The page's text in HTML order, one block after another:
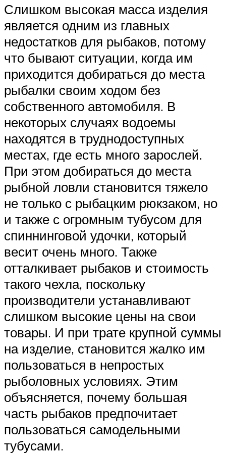
Слишком высокая масса изделия
является одним из главных
недостатков для рыбаков, потому
что бывают ситуации, когда им
приходится добираться до места
рыбалки своим ходом без
собственного автомобиля. В
некоторых случаях водоемы
находятся в труднодоступных
местах, где есть много зарослей.
При этом добираться до места
рыбной ловли становится тяжело
не только с рыбацким рюкзаком, но
и также с огромным тубусом для
спиннинговой удочки, который
весит очень много. Также
отталкивает рыбаков и стоимость
такого чехла, поскольку
производители устанавливают
слишком высокие цены на свои
товары. И при трате крупной суммы
на изделие, становится жалко им
пользоваться в непростых
рыболовных условиях. Этим
объясняется, почему большая
часть рыбаков предпочитает
пользоваться самодельными
тубусами.